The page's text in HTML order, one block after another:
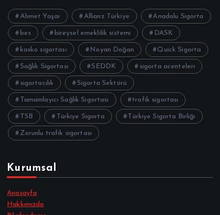
Ahmet Yaşar Allianz Türkiye Anadolu Sigorta
bes bireysel emeklilik sistemi DASK
kasko sigortası Noyan Doğan Quick Sigorta
Sağlık Sigortası SEDDK sigorta acenteleri
sigortacılık Sigorta Sektörü
Tamamlayıcı Sağlık Sigortası trafik sigortası
TSB Türkiye Sigorta Türkiye Sigorta Birliği
Zorunlu trafik sigortası
Kurumsal
Anasayfa
Hakkımızda